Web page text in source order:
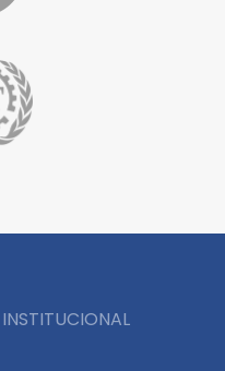
INSTITUCIONAL